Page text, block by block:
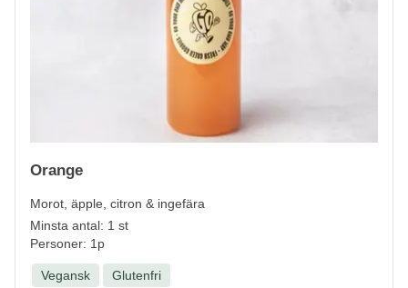
Orange
Morot, äpple, citron & ingefära
Minsta antal: 1 st
Personer: 1p
Vegansk Glutenfri